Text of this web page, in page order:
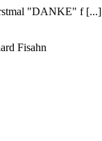
"DANKE" f [...]
Fisahn